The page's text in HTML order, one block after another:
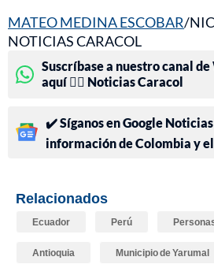
MATEO MEDINA ESCOBAR/
NOTICIAS CARACOL
Suscríbase a nuestro canal
aquí 👉🏻 Noticias Caracol
✔️ Síganos en Google
información de Colombia y
Relacionados
Ecuador Perú
Antioquia Municipio de Yarumal